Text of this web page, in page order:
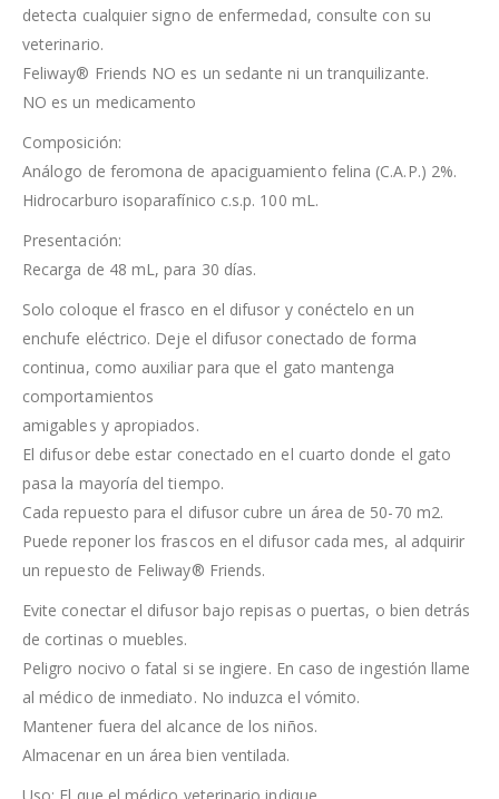
detecta cualquier signo de enfermedad, consulte con su
veterinario.
Feliway® Friends NO es un sedante ni un tranquilizante.
NO es un medicamento
Composición:
Análogo de feromona de apaciguamiento felina (C.A.P.) 2%.
Hidrocarburo isoparafínico c.s.p. 100 mL.
Presentación:
Recarga de 48 mL, para 30 días.
Solo coloque el frasco en el difusor y conéctelo en un
enchufe eléctrico. Deje el difusor conectado de forma
continua, como auxiliar para que el gato mantenga
comportamientos
amigables y apropiados.
El difusor debe estar conectado en el cuarto donde el gato
pasa la mayoría del tiempo.
Cada repuesto para el difusor cubre un área de 50-70 m2.
Puede reponer los frascos en el difusor cada mes, al adquirir
un repuesto de Feliway® Friends.
Evite conectar el difusor bajo repisas o puertas, o bien detrás
de cortinas o muebles.
Peligro nocivo o fatal si se ingiere. En caso de ingestión llame
al médico de inmediato. No induzca el vómito.
Mantener fuera del alcance de los niños.
Almacenar en un área bien ventilada.